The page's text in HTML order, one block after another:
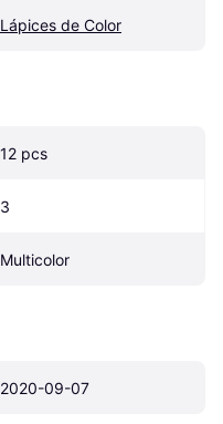
Lápices de Color
12 pcs
3
Multicolor
2020-09-07